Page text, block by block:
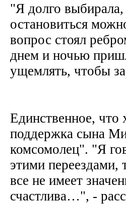
"Я долго
остановиться
вопрос стоял
днем и ночью
ущемлять, чтобы
Единственное, что
поддержка сына
комсомолец". "Я
этими
все не имеет
счастлива…", -